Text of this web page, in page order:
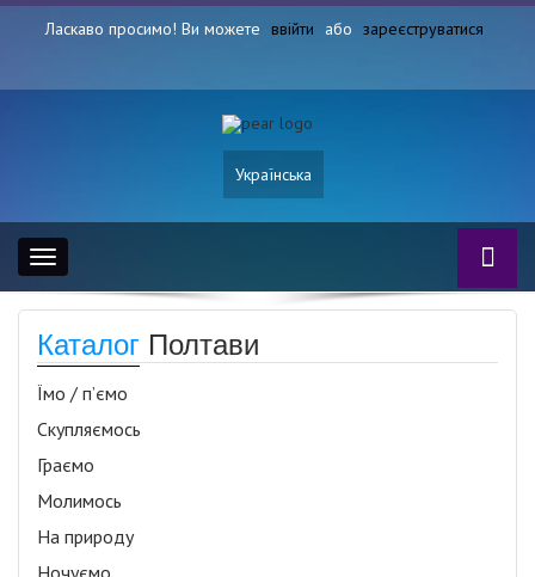
Ласкаво просимо! Ви можете ввійти або зареєструватися
Українська
Toggle
navigation
Каталог Полтави
Їмо / п’ємо
Скупляємось
Граємо
Молимось
На природу
Ночуємо